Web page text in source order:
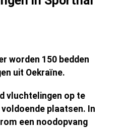
worden 150 bedden
uit Oekraïne.
vluchtelingen op te
plaatsen. In
een noodopvang